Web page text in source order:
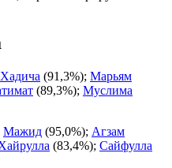
Хадича (91,3%); Марьям
(89,3%); Муслима
Мажид (95,0%); Агзам
(83,4%); Сайфулла